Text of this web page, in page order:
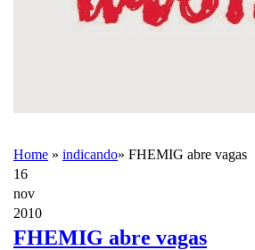
Home » indicando» FHEMIG abre vagas
16
nov
2010
FHEMIG abre vagas